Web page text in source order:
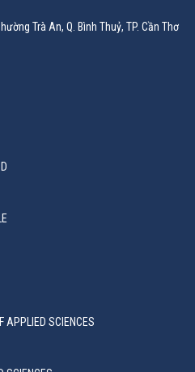
Trà An, Q. Bình Thuỷ, TP. Cần Thơ
APPLIED SCIENCES